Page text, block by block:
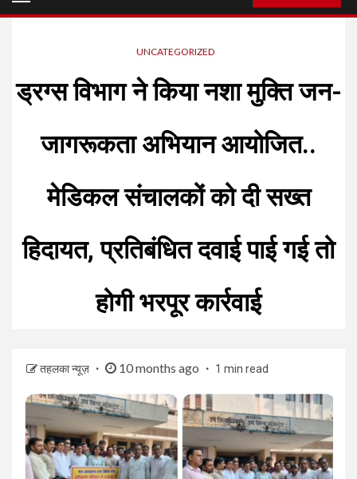
UNCATEGORIZED
ड्रग्स विभाग ने किया नशा मुक्ति जन-
जागरूकता अभियान आयोजित..
मेडिकल संचालकों को दी सख्त
हिदायत, प्रतिबंधित दवाई पाई गई तो
होगी भरपूर कार्रवाई
तहलका न्यूज़ 10 months ago 1 min read